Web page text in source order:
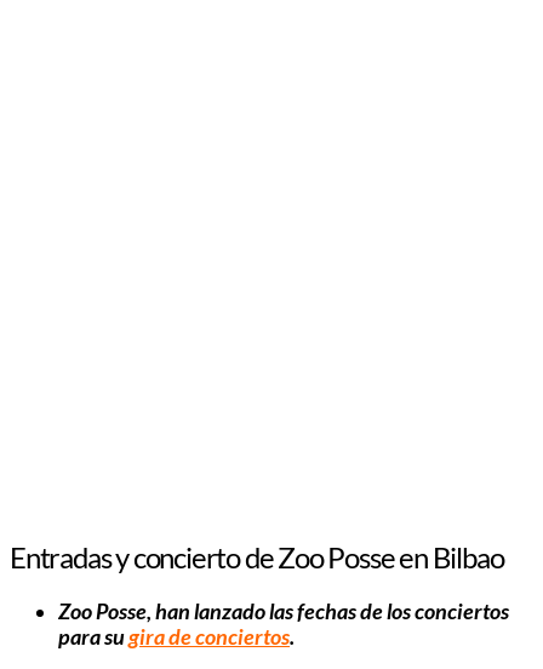
Entradas y concierto de Zoo Posse en Bilbao
Zoo Posse, han lanzado las fechas de los conciertos
para sugira de conciertos.